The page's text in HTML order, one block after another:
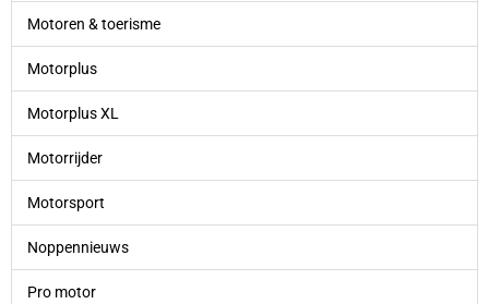
Motoren & toerisme
Motorplus
Motorplus XL
Motorrijder
Motorsport
Noppennieuws
Pro motor